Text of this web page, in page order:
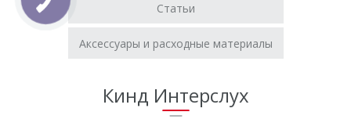
Статьи
Аксессуары и расходные материалы
Кинд Интерслух